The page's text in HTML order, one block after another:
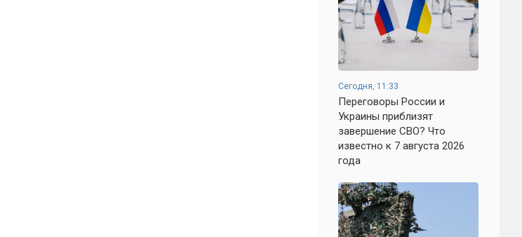
Сегодня, 11:33
Переговоры России и
Украины приблизят
завершение СВО? Что
известно к 7 августа 2026
года